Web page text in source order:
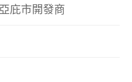
庇市開發商